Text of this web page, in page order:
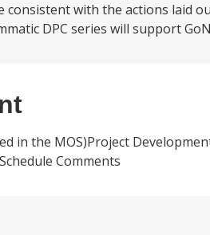
with the actions laid
DPC series will support
in the MOS)Project
Comments